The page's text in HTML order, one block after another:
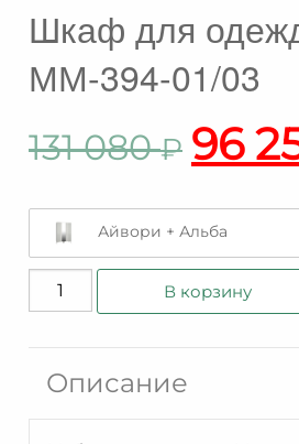
Шкаф для
ММ-394-01/03
131 080₽ 96
Айвори + Альба
Количество
товара
одежды
Мираж
В корзину
Описание